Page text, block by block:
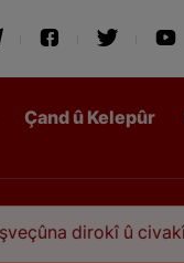
Çand û Kelepûr
civakî-siyasî